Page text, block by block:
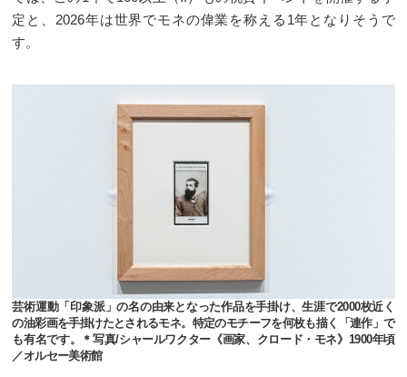
定と、2026年は世界でモネの偉業を称える1年となりそうで
す。
芸術運動「印象派」の名の由来となった作品を手掛け、生涯で2000枚近く
の油彩画を手掛けたとされるモネ。特定のモチーフを何枚も描く「連作」で
も有名です。＊写真/シャールワクター《画家、クロード・モネ》1900年頃
／オルセー美術館